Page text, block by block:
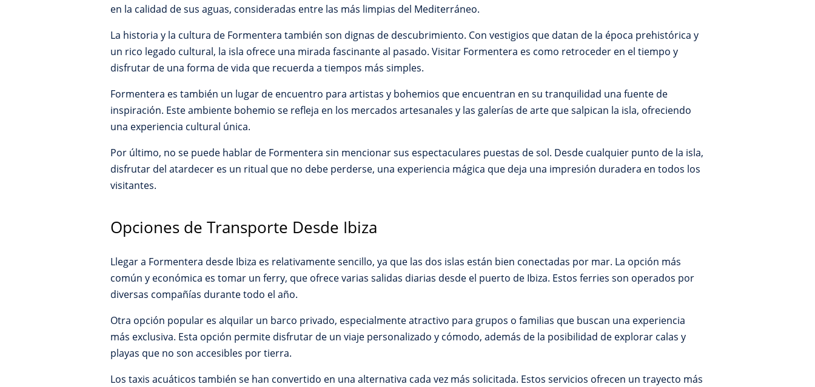
en la calidad de sus aguas, consideradas entre las más limpias del Mediterráneo.
La historia y la cultura de Formentera también son dignas de descubrimiento. Con vestigios que datan de la época prehistórica y
un rico legado cultural, la isla ofrece una mirada fascinante al pasado. Visitar Formentera es como retroceder en el tiempo y
disfrutar de una forma de vida que recuerda a tiempos más simples.
Formentera es también un lugar de encuentro para artistas y bohemios que encuentran en su tranquilidad una fuente de
inspiración. Este ambiente bohemio se refleja en los mercados artesanales y las galerías de arte que salpican la isla, ofreciendo
una experiencia cultural única.
Por último, no se puede hablar de Formentera sin mencionar sus espectaculares puestas de sol. Desde cualquier punto de la isla,
disfrutar del atardecer es un ritual que no debe perderse, una experiencia mágica que deja una impresión duradera en todos los
visitantes.
Opciones de Transporte Desde Ibiza
Llegar a Formentera desde Ibiza es relativamente sencillo, ya que las dos islas están bien conectadas por mar. La opción más
común y económica es tomar un ferry, que ofrece varias salidas diarias desde el puerto de Ibiza. Estos ferries son operados por
diversas compañías durante todo el año.
Otra opción popular es alquilar un barco privado, especialmente atractivo para grupos o familias que buscan una experiencia
más exclusiva. Esta opción permite disfrutar de un viaje personalizado y cómodo, además de la posibilidad de explorar calas y
playas que no son accesibles por tierra.
Los taxis acuáticos también se han convertido en una alternativa cada vez más solicitada. Estos servicios ofrecen un trayecto más